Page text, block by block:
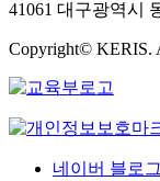
41061 대구광역시
Copyright© KERIS.
네이버 블로그